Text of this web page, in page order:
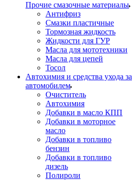
Прочие смазочные материалы
Антифриз
Смазки пластичные
Тормозная жидкость
Жидкости для ГУР
Масла для мототехники
Масла для цепей
Тосол
Автохимия и средства ухода за
автомобилем
Очиститель
Автохимия
Добавки в масло КПП
Добавки в моторное
масло
Добавки в топливо
бензин
Добавки в топливо
дизель
Полироли